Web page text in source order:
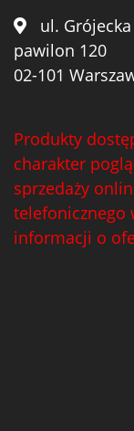
ul.
pawilon 120
02-101
Produkty
charakter
sprzedaży
telefonicznego
informacji o